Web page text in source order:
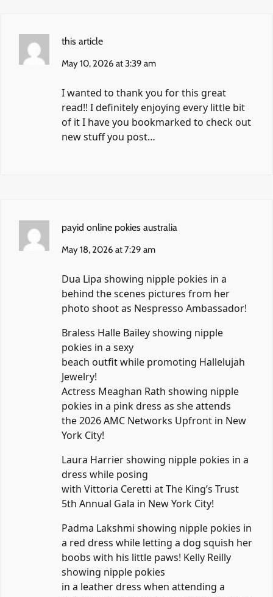
this article
May 10, 2026 at 3:39 am
I wanted to thank you for this great
read!! I definitely enjoying every little bit
of it I have you bookmarked to check out
new stuff you post…
payid online pokies australia
May 18, 2026 at 7:29 am
Dua Lipa showing nipple pokies in a
behind the scenes pictures from her
photo shoot as Nespresso Ambassador!
Braless Halle Bailey showing nipple
pokies in a sexy
beach outfit while promoting Hallelujah
Jewelry!
Actress Meaghan Rath showing nipple
pokies in a pink dress as she attends
the 2026 AMC Networks Upfront in New
York City!
Laura Harrier showing nipple pokies in a
dress while posing
with Vittoria Ceretti at The King’s Trust
5th Annual Gala in New York City!
Padma Lakshmi showing nipple pokies in
a red dress while letting a dog squish her
boobs with his little paws! Kelly Reilly
showing nipple pokies
in a leather dress when attending a